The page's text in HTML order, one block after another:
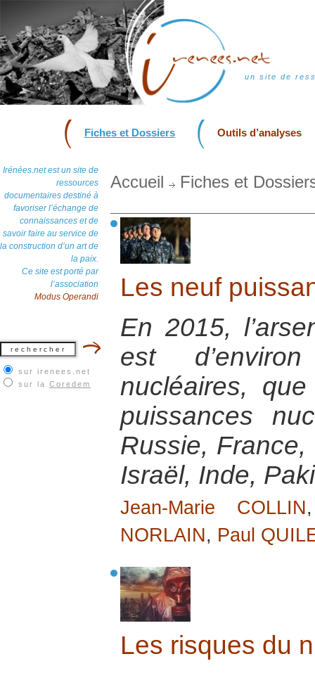
un site de
Fiches et Dossiers Outils d’analyses
Irénées.net est un site de
ressources
documentaires destiné à
favoriser l’échange de
connaissances et de
savoir faire au service de
la construction d’un art de
la paix.
Ce site est porté par
l’association
Modus Operandi
sur irenees.net
sur la Coredem
Accueil Fiches et
Les neuf
En 2015,
est
nucléaires,
puissances
Russie,
Israël, Inde,
Jean-Marie COLLIN
NORLAIN, Paul
Les risques du